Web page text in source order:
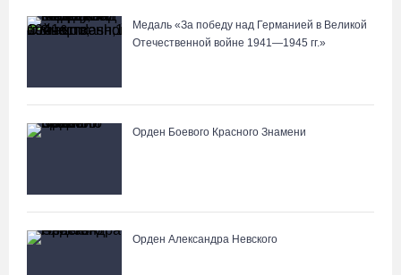
Медаль «За победу над Германией в Великой
Отечественной войне 1941—1945 гг.»
Орден Боевого Красного Знамени
Орден Александра Невского